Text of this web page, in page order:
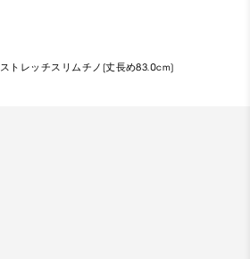
ストレッチスリムチノ(丈長め83.0cm)